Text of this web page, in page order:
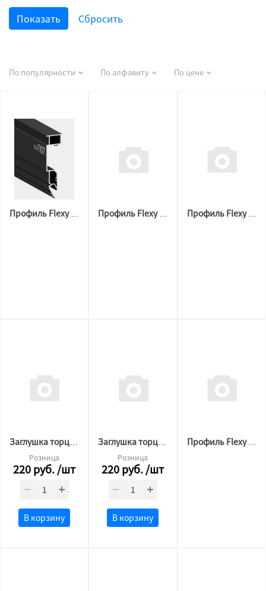
По популярности По алфавиту По цене
Розница
220руб./шт
В корзину
Розница
220руб./шт
В корзину